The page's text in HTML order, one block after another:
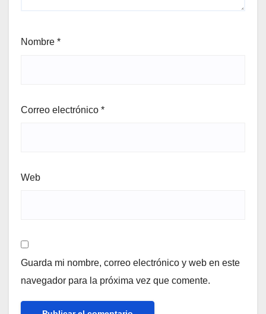
Nombre *
Correo electrónico *
Web
Guarda mi nombre, correo electrónico y web en este
navegador para la próxima vez que comente.